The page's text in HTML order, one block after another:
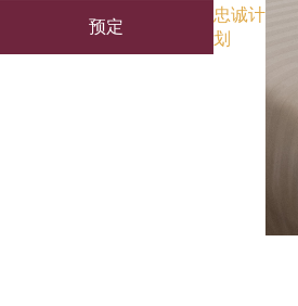
预定
忠诚计
划